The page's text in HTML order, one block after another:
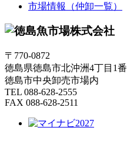
市場情報（仲卸一覧）
〒770-0872
徳島県徳島市北沖洲4丁目1
徳島市中央卸売市場内
TEL 088-628-2555
FAX 088-628-2511